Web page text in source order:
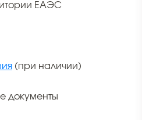
ЕАЭС
(при наличии)
документы